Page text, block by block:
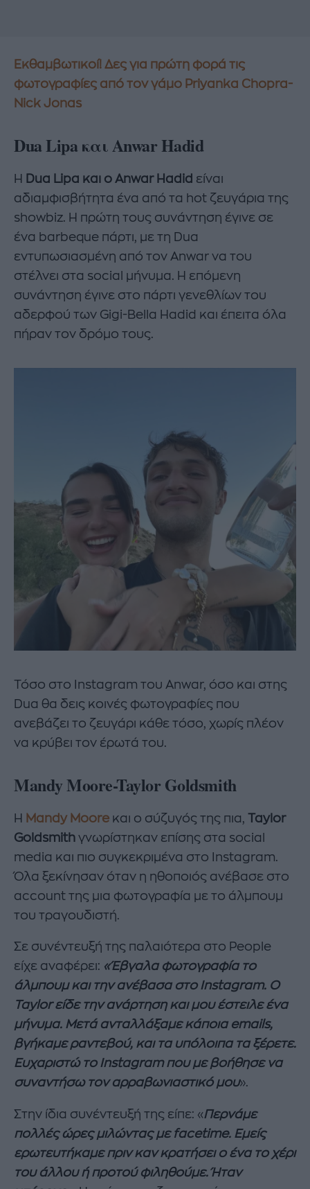
Εκθαμβωτικοί! Δες για πρώτη φορά τις
φωτογραφίες από τον γάμο Priyanka Chopra-
Nick Jonas
Dua Lipa και Anwar Hadid
H Dua Lipa και ο Anwar Hadid είναι
αδιαμφισβήτητα ένα από τα hot ζευγάρια της
showbiz. Η πρώτη τους συνάντηση έγινε σε
ένα barbeque πάρτι, με τη Dua
εντυπωσιασμένη από τον Anwar να του
στέλνει στα social μήνυμα. Η επόμενη
συνάντηση έγινε στο πάρτι γενεθλίων του
αδερφού των Gigi-Bella Hadid και έπειτα όλα
πήραν τον δρόμο τους.
Τόσο στο Instagram του Anwar, όσο και στης
Dua θα δεις κοινές φωτογραφίες που
ανεβάζει το ζευγάρι κάθε τόσο, χωρίς πλέον
να κρύβει τον έρωτά του.
Mandy Moore-Taylor Goldsmith
Η Mandy Moore και ο σύζυγός της πια, Taylor
Goldsmith γνωρίστηκαν επίσης στα social
media και πιο συγκεκριμένα στο Instagram.
Όλα ξεκίνησαν όταν η ηθοποιός ανέβασε στο
account της μια φωτογραφία με το άλμπουμ
του τραγουδιστή.
Σε συνέντευξή της παλαιότερα στο People
είχε αναφέρει: «Έβγαλα φωτογραφία το
άλμπουμ και την ανέβασα στο Instagram. O
Taylor είδε την ανάρτηση και μου έστειλε ένα
μήνυμα. Μετά ανταλλάξαμε κάποια emails,
βγήκαμε ραντεβού, και τα υπόλοιπα τα ξέρετε.
Ευχαριστώ το Instagram που με βοήθησε να
συναντήσω τον αρραβωνιαστικό μου».
Στην ίδια συνέντευξή της είπε: «Περνάμε
πολλές ώρες μιλώντας με facetime. Εμείς
ερωτευτήκαμε πριν καν κρατήσει ο ένα το χέρι
του άλλου ή προτού φιληθούμε. Ήταν